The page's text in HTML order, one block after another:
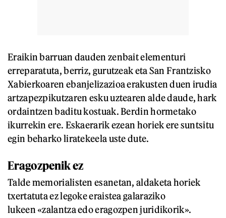
Eraikin barruan dauden zenbait elementuri
erreparatuta, berriz, gurutzeak eta San Frantzisko
Xabierkoaren ebanjelizazioa erakusten duen irudia
artzapezpikutzaren esku uztearen alde daude, hark
ordaintzen baditu kostuak. Berdin hormetako
ikurrekin ere. Eskaerarik ezean horiek ere suntsitu
egin beharko liratekeela uste dute.
Eragozpenik ez
Talde memorialisten esanetan, aldaketa horiek
txertatuta ez legoke eraistea galaraziko
lukeen «zalantza edo eragozpen juridikorik».